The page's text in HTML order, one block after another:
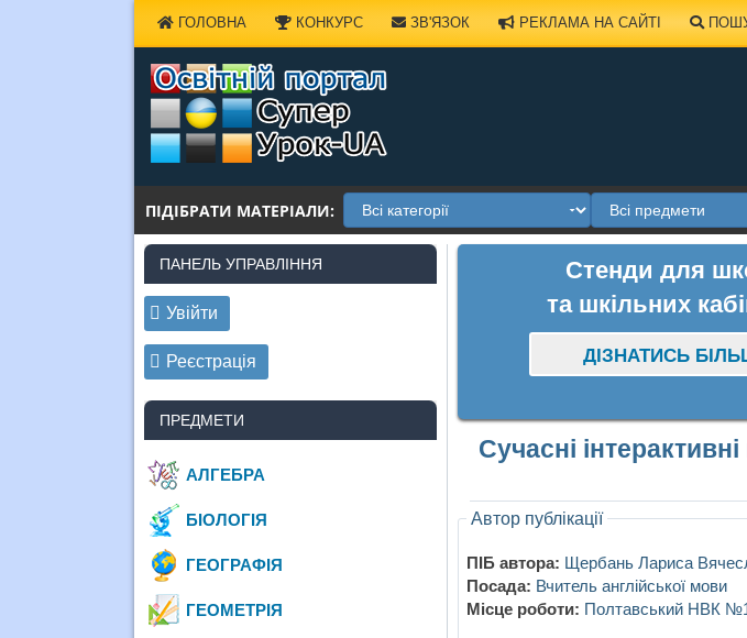
ГОЛОВНА КОНКУРС ЗВ'ЯЗОК РЕКЛАМА НА САЙТІ
ПІДІБРАТИ МАТЕРІАЛИ:
Стенди для
та шкільних
ДІЗНАТИСЬ
Сучасні
Автор публікації
ПІБ автора: Щербань Лариса
Посада: Вчитель англійської мови
Місце роботи: Полтавський НВК
ПАНЕЛЬ УПРАВЛІННЯ
Увійти
Реєстрація
ПРЕДМЕТИ
АЛГЕБРА
БІОЛОГІЯ
ГЕОГРАФІЯ
ГЕОМЕТРІЯ